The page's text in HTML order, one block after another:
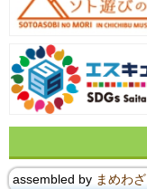
assembled by まめわざ